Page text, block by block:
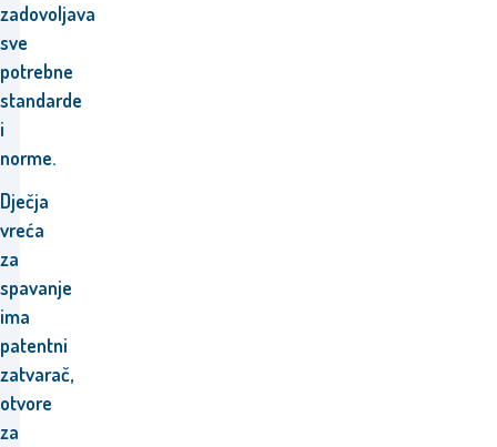
zadovoljava
sve
potrebne
standarde
i
norme.
Dječja
vreća
za
spavanje
ima
patentni
zatvarač,
otvore
za